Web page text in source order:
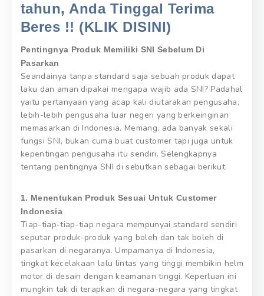
tahun, Anda Tinggal Terima
Beres !! (KLIK DISINI)
Pentingnya Produk Memiliki SNI Sebelum Di
Pasarkan
Seandainya tanpa standard saja sebuah produk dapat
laku dan aman dipakai mengapa wajib ada SNI? Padahal
yaitu pertanyaan yang acap kali diutarakan pengusaha,
lebih-lebih pengusaha luar negeri yang berkeinginan
memasarkan di Indonesia. Memang, ada banyak sekali
fungsi SNI, bukan cuma buat customer tapi juga untuk
kepentingan pengusaha itu sendiri. Selengkapnya
tentang pentingnya SNI di sebutkan sebagai berikut.
1. Menentukan Produk Sesuai Untuk Customer
Indonesia
Tiap-tiap-tiap-tiap negara mempunyai standard sendiri
seputar produk-produk yang boleh dan tak boleh di
pasarkan di negaranya. Umpamanya di Indonesia,
tingkat kecelakaan lalu lintas yang tinggi membikin helm
motor di desain dengan keamanan tinggi. Keperluan ini
mungkin tak di terapkan di negara-negara yang tingkat